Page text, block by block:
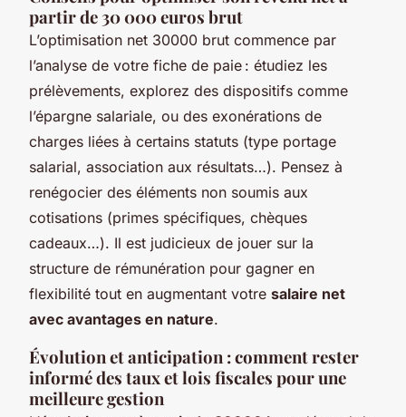
partir de 30 000 euros brut
L’optimisation net 30000 brut commence par
l’analyse de votre fiche de paie : étudiez les
prélèvements, explorez des dispositifs comme
l’épargne salariale, ou des exonérations de
charges liées à certains statuts (type portage
salarial, association aux résultats…). Pensez à
renégocier des éléments non soumis aux
cotisations (primes spécifiques, chèques
cadeaux…). Il est judicieux de jouer sur la
structure de rémunération pour gagner en
flexibilité tout en augmentant votre salaire net
avec avantages en nature.
Évolution et anticipation : comment rester
informé des taux et lois fiscales pour une
meilleure gestion